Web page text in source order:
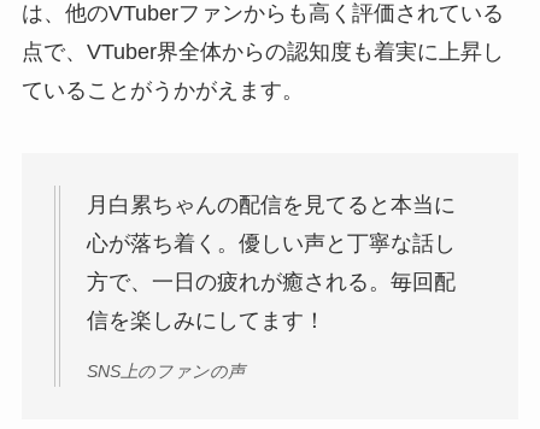
は、他のVTuberファンからも高く評価されている
点で、VTuber界全体からの認知度も着実に上昇し
ていることがうかがえます。
月白累ちゃんの配信を見てると本当に
心が落ち着く。優しい声と丁寧な話し
方で、一日の疲れが癒される。毎回配
信を楽しみにしてます！
SNS上のファンの声